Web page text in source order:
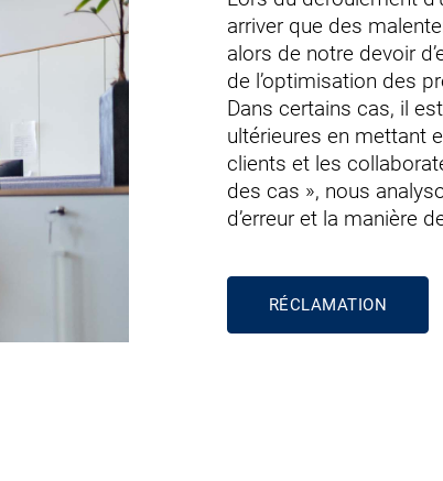
arriver que des
alors de notre devoir
de l’optimisation des
Dans certains cas, il
ultérieures en mettant
clients et les
des cas », nous
d’erreur et la manière
RÉCLAMATION